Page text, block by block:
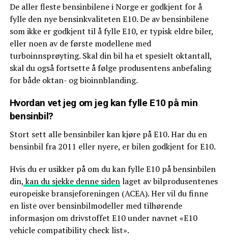
De aller fleste bensinbilene i Norge er godkjent for å
fylle den nye bensinkvaliteten E10. De av bensinbilene
som ikke er godkjent til å fylle E10, er typisk eldre biler,
eller noen av de første modellene med
turboinnsprøyting. Skal din bil ha et spesielt oktantall,
skal du også fortsette å følge produsentens anbefaling
for både oktan- og bioinnblanding.
Hvordan vet jeg om jeg kan fylle E10 på min
bensinbil?
Stort sett alle bensinbiler kan kjøre på E10. Har du en
bensinbil fra 2011 eller nyere, er bilen godkjent for E10.
Hvis du er usikker på om du kan fylle E10 på bensinbilen
din,kan du sjekke denne sidenlaget av bilprodusentenes
europeiske bransjeforeningen (ACEA). Her vil du finne
en liste over bensinbilmodeller med tilhørende
informasjon om drivstoffet E10 under navnet «E10
vehicle compatibility check list».